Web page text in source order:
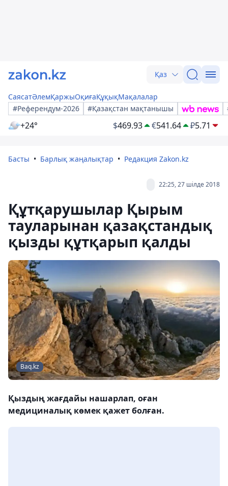
Қаз
СаясатӘлемҚаржыОқиғаҚұқықМақалалар
#Референдум-2026
#Қазақстан мақтанышы
+24° $469.93 €541.64 ₽5.71
Басты Барлық жаңалықтар Редакция Zakon.kz
22:25, 27 шілде 2018
Құтқарушылар Қырым
тауларынан қазақстандық
қызды құтқарып қалды
Baq.kz
Қыздың жағдайы нашарлап, оған
медициналық көмек қажет болған.